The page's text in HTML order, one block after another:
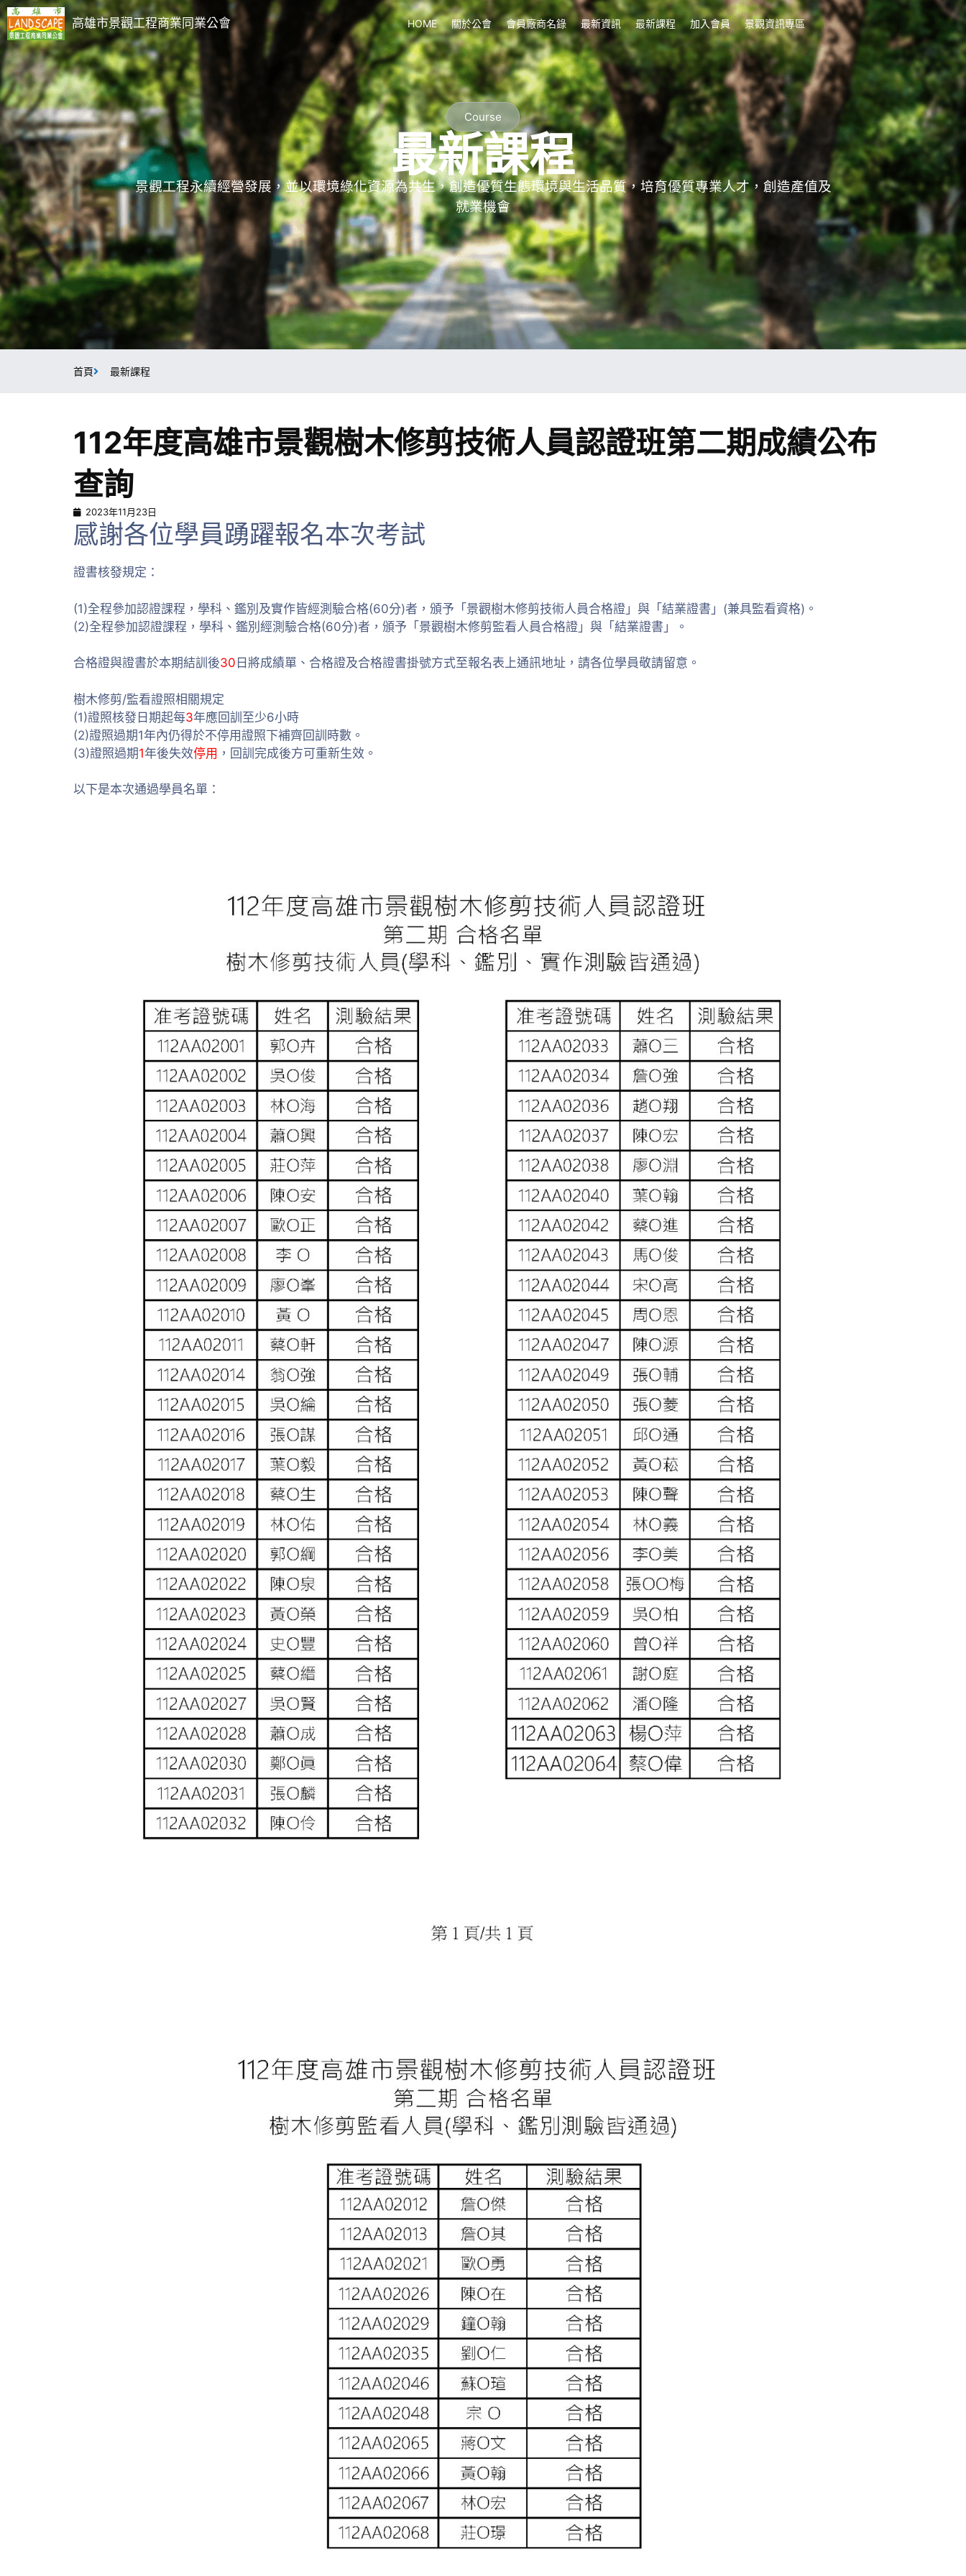
高雄市景觀工程商業同業公會 HOME 關於公會 會員廠商名錄 最新資訊 最新課程 加入會員 景觀資訊專區
Course
最新課程
景觀工程永續經營發展，並以環境綠化資源為共生，創造優質生態環境與生活品質，培育優質專業人才，創造產值及
就業機會
首頁 最新課程
112年度高雄市景觀樹木修剪技術人員認證班第二期成績公布
查詢
2023年11月23日
感謝各位學員踴躍報名本次考試
證書核發規定：
(1)全程參加認證課程，學科、鑑別及實作皆經測驗合格(60分)者，頒予「景觀樹木修剪技術人員合格證」與「結業證書」(兼具監看資格)。
(2)全程參加認證課程，學科、鑑別經測驗合格(60分)者，頒予「景觀樹木修剪監看人員合格證」與「結業證書」。
合格證與證書於本期結訓後30 日將成績單、合格證及合格證書掛號方式至報名表上通訊地址，請各位學員敬請留意。
樹木修剪/監看證照相關規定
(1)證照核發日期起每3年應回訓至少6小時
(2)證照過期1年內仍得於不停用證照下補齊回訓時數。
(3)證照過期1年後失效停用 ，回訓完成後方可重新生效。
以下是本次通過學員名單：